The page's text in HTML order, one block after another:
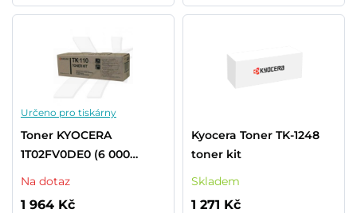
Určeno pro tiskárny
Toner KYOCERA
1T02FV0DE0 (6 000
stran)
Na dotaz
1 964 Kč
Kyocera Toner TK-1248
toner kit
Skladem
1 271 Kč